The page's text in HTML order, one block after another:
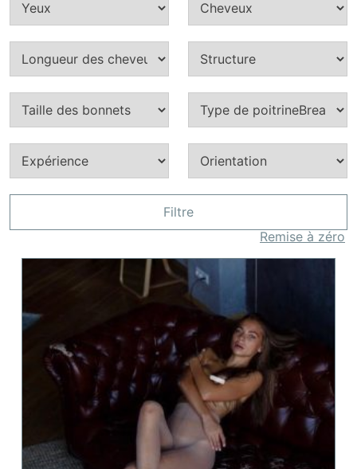
Filtre
Remise à zéro